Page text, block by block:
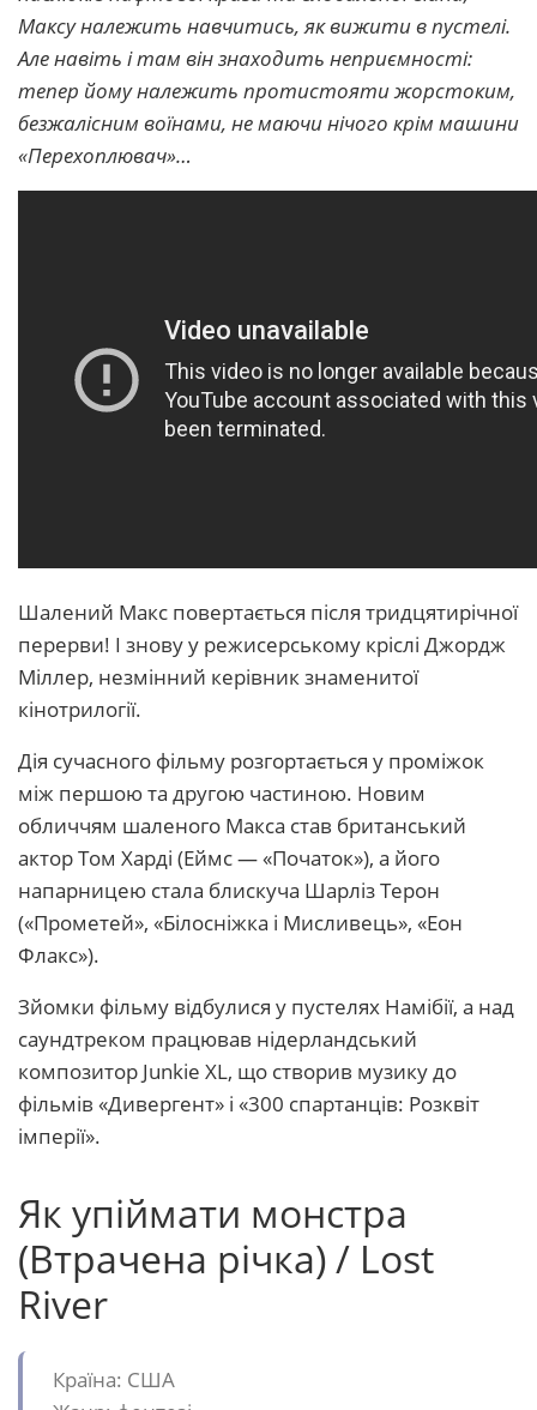
Максу належить навчитись, як вижити в пустелі.
Але навіть і там він знаходить неприємності:
тепер йому належить протистояти жорстоким,
безжалісним воїнами, не маючи нічого крім машини
«Перехоплювач»…
Шалений Макс повертається після тридцятирічної
перерви! І знову у режисерському кріслі Джордж
Міллер, незмінний керівник знаменитої
кінотрилогії.
Дія сучасного фільму розгортається у проміжок
між першою та другою частиною. Новим
обличчям шаленого Макса став британський
актор Том Харді (Еймс — «Початок»), а його
напарницею стала блискуча Шарліз Терон
(«Прометей», «Білосніжка і Мисливець», «Еон
Флакс»).
Зйомки фільму відбулися у пустелях Намібії, а над
саундтреком працював нідерландський
композитор Junkie XL, що створив музику до
фільмів «Дивергент» і «300 спартанців: Розквіт
імперії».
Як упіймати монстра
(Втрачена річка) / Lost
River
Країна: США